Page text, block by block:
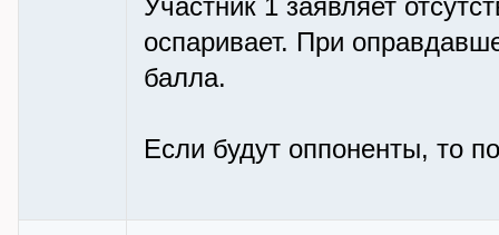
Участник 1 заявляет
оспаривает. При
балла.
Если будут оппоненты, то